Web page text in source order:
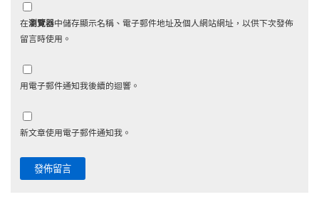
在瀏覽器中儲存顯示名稱、電子郵件地址及個人網站網址，以供下次發佈
留言時使用。
用電子郵件通知我後續的迴響。
新文章使用電子郵件通知我。